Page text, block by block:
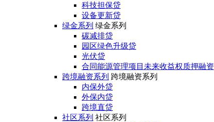
科技担保贷
设备更新贷
绿金系列 绿金系列
碳减排贷
园区绿色升级贷
光伏贷
合同能源管理项目未来收益权质押融资
跨境融资系列 跨境融资系列
内保外贷
外保内贷
跨境直贷
社区系列 社区系列